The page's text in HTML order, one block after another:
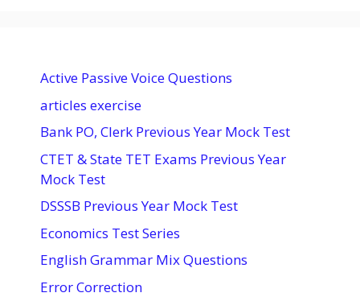
Active Passive Voice Questions
articles exercise
Bank PO, Clerk Previous Year Mock Test
CTET & State TET Exams Previous Year
Mock Test
DSSSB Previous Year Mock Test
Economics Test Series
English Grammar Mix Questions
Error Correction